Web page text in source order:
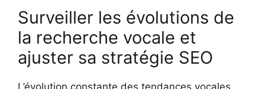
Surveiller les évolutions de
la recherche vocale et
ajuster sa stratégie SEO
L’évolution constante des tendances vocales